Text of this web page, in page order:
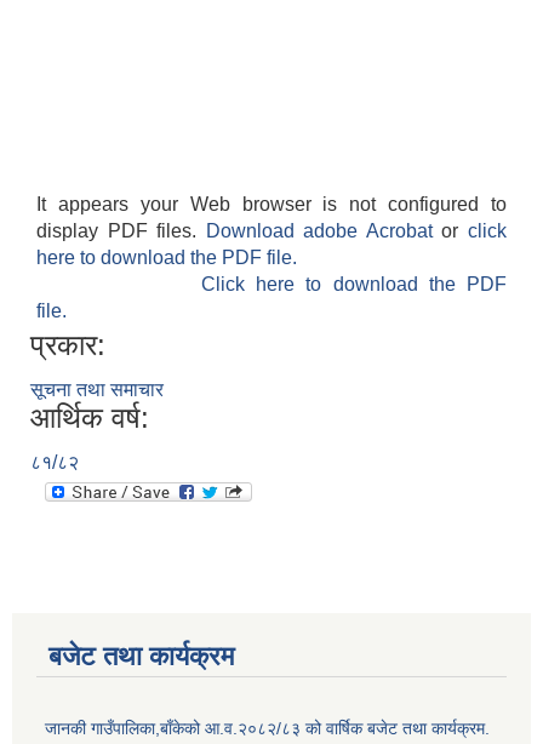
It appears your Web browser is not configured to
display PDF files.
Download adobe Acrobatorclick
here to download the PDF file.
Click here to download the PDF
file.
प्रकार:
सूचना तथा समाचार
आर्थिक वर्ष:
८१/८२
बजेट तथा कार्यक्रम
जानकी गाउँपालिका,बाँकेको आ.व.२०८२/८३ को वार्षिक बजेट तथा कार्यक्रम.